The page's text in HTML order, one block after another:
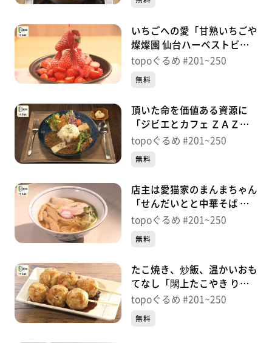
いちごへの愛「甘熟いちごや
燦燦園 仙台ハーベストビレ
ッジ店」（若林区上飯田天
topoぐるめ #201~250
無料
頂いた命を価値ある資源に
「ジビエとカフェ ＺＡＺＡ
Ｏ」（蔵王町遠刈田温泉本
topoぐるめ #201~250
無料
店主は愛猫家のまんまちゃん
「せんだいとと中華そば ね
こまんま」（青葉区国分町）
topoぐるめ #201~250
無料
たこ焼き、炒飯、温かいおも
てなし「閖上たこやき りり
～あっぷ」（若林区連坊）＃
topoぐるめ #201~250
無料